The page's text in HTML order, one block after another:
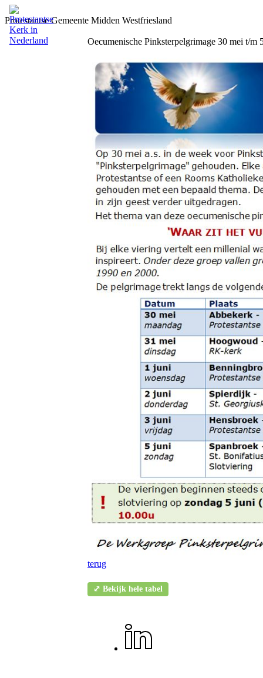
Protestantse Gemeente Midden Westfriesland
Oecumenische Pinksterpelgrimage 30 mei t/m
terug
⤢ Bekijk hele tabel